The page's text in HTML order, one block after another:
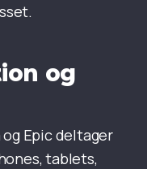
og
og Epic deltager
tablets,